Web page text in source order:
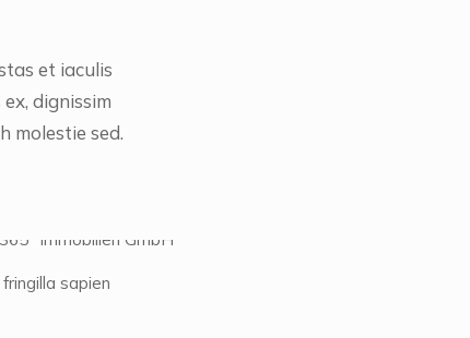
et iaculis
dignissim
molestie sed.
sapien